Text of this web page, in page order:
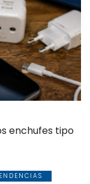
enchufes tipo